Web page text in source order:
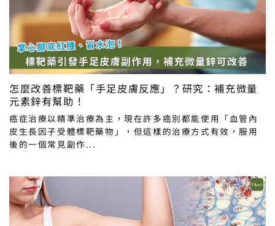
怎麼改善標靶藥「手足皮膚反應」？研究：補充微量
元素鋅有幫助！
癌症治療以精準治療為主，現在許多癌別都能使用「血管內
皮生長因子受體標靶藥物」，但這樣的治療方式有效，服用
後的一個常見副作...